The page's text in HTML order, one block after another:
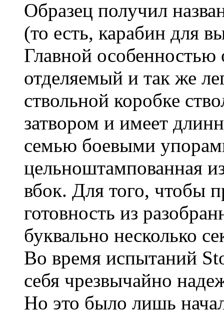
Образец получил
(то есть, карабин для
Главной особенностью
отделяемый и так же
ствольной коробке
затвором и имеет
семью боевыми
цельноштампованная
вбок. Для того, чтобы
готовность из
буквально несколько
Во время испытаний
себя чрезвычайно
Но это было лишь